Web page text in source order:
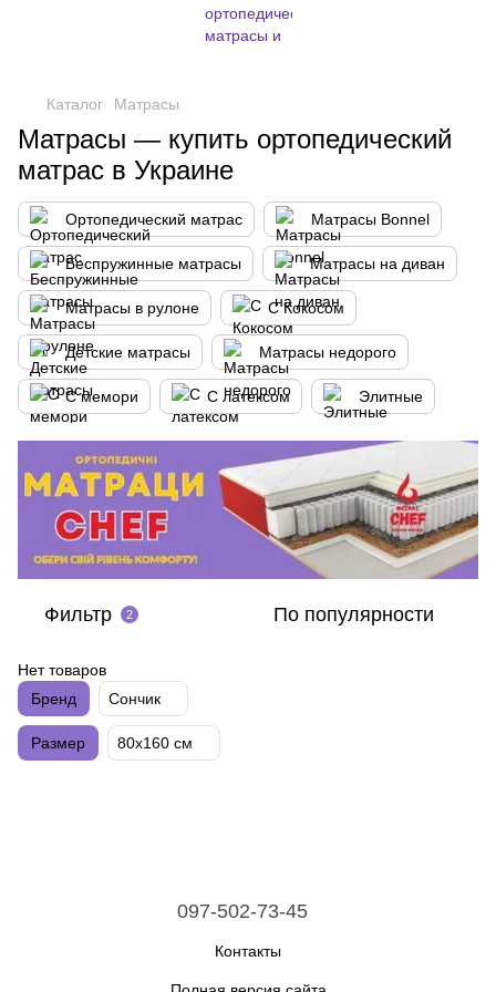
Каталог Матрасы
Матрасы — купить ортопедический
матрас в Украине
Ортопедический матрас Матрасы Bonnel
Беспружинные матрасы Матрасы на диван
Матрасы в рулоне С Кокосом
Детские матрасы Матрасы недорого
С мемори С латексом Элитные
Фильтр 2 По популярности
Нет товаров
Бренд
Сончик
Размер 80х160 см
097-502-73-45
Контакты